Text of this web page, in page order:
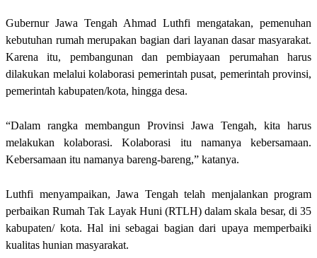
Gubernur Jawa Tengah Ahmad Luthfi mengatakan, pemenuhan
kebutuhan rumah merupakan bagian dari layanan dasar masyarakat.
Karena itu, pembangunan dan pembiayaan perumahan harus
dilakukan melalui kolaborasi pemerintah pusat, pemerintah provinsi,
pemerintah kabupaten/kota, hingga desa.
“Dalam rangka membangun Provinsi Jawa Tengah, kita harus
melakukan kolaborasi. Kolaborasi itu namanya kebersamaan.
Kebersamaan itu namanya bareng-bareng,” katanya.
Luthfi menyampaikan, Jawa Tengah telah menjalankan program
perbaikan Rumah Tak Layak Huni (RTLH) dalam skala besar, di 35
kabupaten/ kota. Hal ini sebagai bagian dari upaya memperbaiki
kualitas hunian masyarakat.